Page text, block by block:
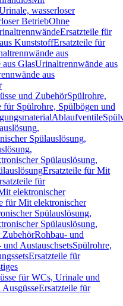
wasserloser
BetriebOhne
Ersatzteile für
KunststoffErsatzteile für
aus
GlasUrinaltrennwände aus
aus
und ZubehörSpülrohre,
für Spülrohre, Spülbögen und
Ablaufventile
Spülauslösung,
Spülauslösung,
Ersatzteile für Mit
für
elektronischer
für Mit elektronischer
Spülauslösung,
Spülauslösung,
ZubehörRohbau- und
AustauschsetsSpülrohre,
Ersatzteile für
für WCs, Urinale und
Ersatzteile für